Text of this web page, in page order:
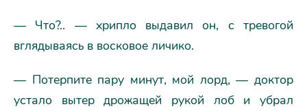
— Что?.. — хрипло выдавил он, с тревогой
вглядываясь в восковое личико.
— Потерпите пару минут, мой лорд, — доктор
устало вытер дрожащей рукой лоб и убрал